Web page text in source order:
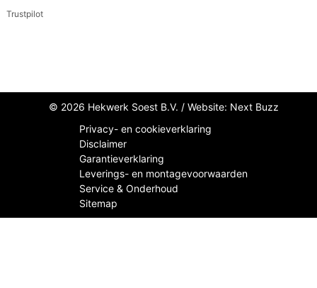
Trustpilot
© 2026 Hekwerk Soest B.V. / Website: Next Buzz
Privacy- en cookieverklaring
Disclaimer
Garantieverklaring
Leverings- en montagevoorwaarden
Service & Onderhoud
Sitemap